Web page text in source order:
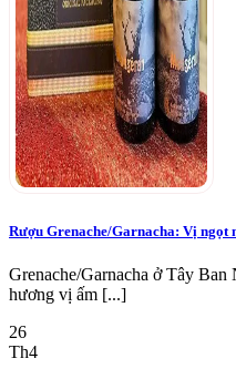
Rượu Grenache/Garnacha: Vị ngọt
Grenache/Garnacha ở Tây
hương vị ấm [...]
26
Th4